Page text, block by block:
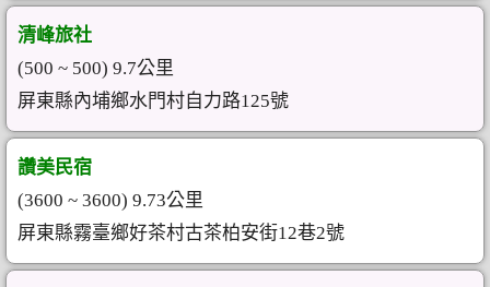
清峰旅社
(500 ~ 500) 9.7公里
屏東縣內埔鄉水門村自力路125號
讚美民宿
(3600 ~ 3600) 9.73公里
屏東縣霧臺鄉好茶村古茶柏安街12巷2號